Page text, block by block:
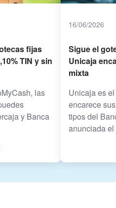
fijas
TIN y sin
las
y Banca
16/06/2026
Sigue el
Unicaja
mixta
Unicaja es
encarece
tipos del
anunciada